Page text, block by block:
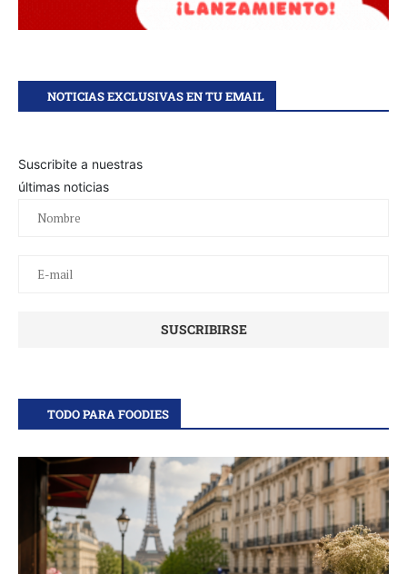
NOTICIAS EXCLUSIVAS EN TU EMAIL
Suscribite a nuestras
últimas noticias
TODO PARA FOODIES